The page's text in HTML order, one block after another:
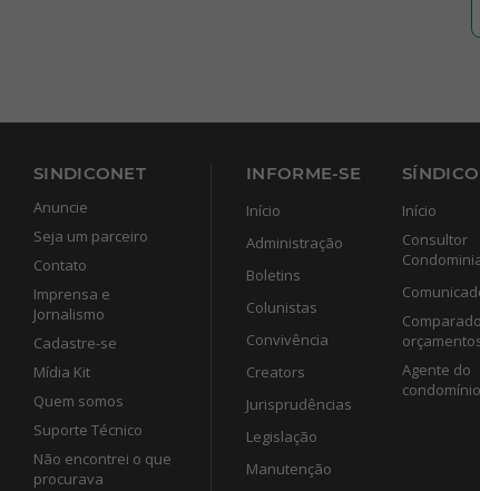
SINDICONET
Anuncie
Seja um parceiro
Contato
Imprensa e
Jornalismo
Cadastre-se
Mídia Kit
Quem somos
Suporte Técnico
Não encontrei o que
procurava
INFORME-SE
Início
Administração
Boletins
Colunistas
Convivência
Creators
Jurisprudências
Legislação
Manutenção
Início
Consultor
Agente do
condomínio